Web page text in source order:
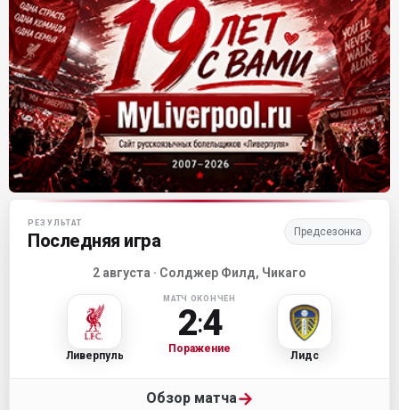
Матч-центр «Ливерпуля»
РЕЗУЛЬТАТ
Последняя игра Предсезонка
2 августа · Солджер Филд, Чикаго
Ливерпуль
МАТЧ ОКОНЧЕН
2:4
Поражение
Лидс
Обзор матча→